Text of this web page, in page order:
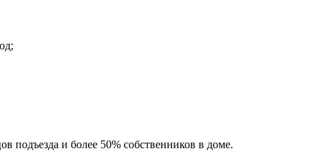
подъезда и более 50% собственников в доме.